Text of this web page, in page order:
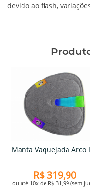
devido ao flash,
Manta Vaquejada Arco
R$ 319,90
ou até 10x de R$ 31,99 (sem